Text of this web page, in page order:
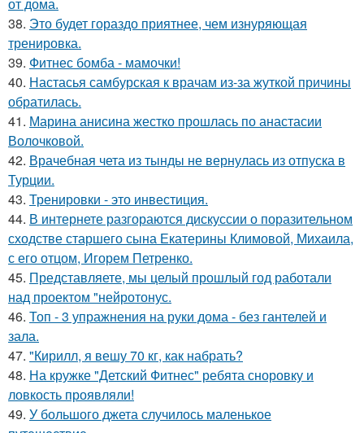
38. Это будет гораздо приятнее, чем изнуряющая
тренировка.
39. Фитнес бомба - мамочки!
40. Настасья самбурская к врачам из-за жуткой причины
обратилась.
41. Марина анисина жестко прошлась по анастасии
Волочковой.
42. Врачебная чета из тынды не вернулась из отпуска в
Турции.
43. Тренировки - это инвестиция.
44. В интернете разгораются дискуссии о поразительном
сходстве старшего сына Екатерины Климовой, Михаила,
с его отцом, Игорем Петренко.
45. Представляете, мы целый прошлый год работали
над проектом "нейротонус.
46. Топ - 3 упражнения на руки дома - без гантелей и
зала.
47. "Кирилл, я вешу 70 кг, как набрать?
48. На кружке "Детский Фитнес" ребята сноровку и
ловкость проявляли!
49. У большого джета случилось маленькое